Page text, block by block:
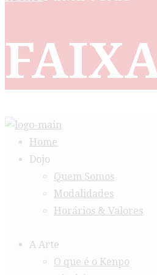
Home
Dojo
Quem Somos
Modalidades
Horários & Valores
A Arte
O que é o Kenpo